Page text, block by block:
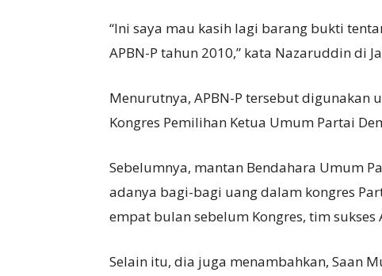
“Ini saya mau kasih lagi barang bukti
APBN-P tahun 2010,” kata Nazaruddin di
Menurutnya, APBN-P tersebut digunakan
Kongres Pemilihan Ketua Umum Partai
Sebelumnya, mantan Bendahara Umum
adanya bagi-bagi uang dalam kongres
empat bulan sebelum Kongres, tim
Selain itu, dia juga menambahkan, Saan